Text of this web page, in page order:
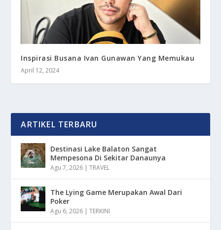
Inspirasi Busana Ivan Gunawan Yang Memukau
April 12, 2024
ARTIKEL TERBARU
Destinasi Lake Balaton Sangat
Mempesona Di Sekitar Danaunya
Agu 7, 2026 |TRAVEL
The Lying Game Merupakan Awal Dari
Poker
Agu 6, 2026 |TERKINI